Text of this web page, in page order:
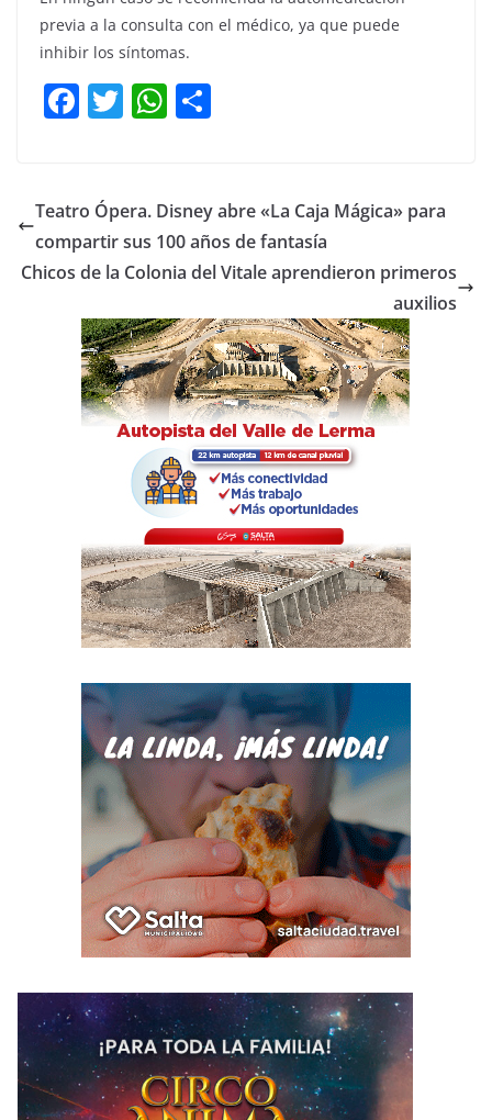
previa a la consulta con el médico, ya que puede
inhibir los síntomas.
F
e
b
o
o
k
T
er
W
s
A
p
p
p
ar
tir
Teatro Ópera. Disney abre «La Caja Mágica» para
compartir sus 100 años de fantasía
Chicos de la Colonia del Vitale aprendieron primeros
auxilios